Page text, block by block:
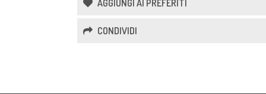
AGGIUNGI AI PREFERITI
CONDIVIDI